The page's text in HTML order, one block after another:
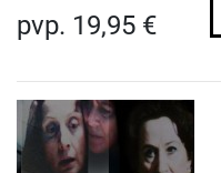
pvp. 19,95 €